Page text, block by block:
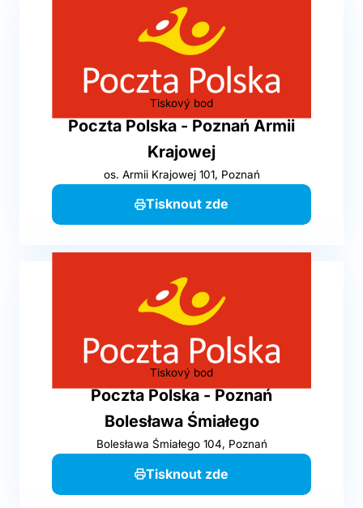
Tiskový bod
Poczta Polska - Poznań Armii
Krajowej
os. Armii Krajowej 101, Poznań
Tisknout zde
Tiskový bod
Poczta Polska - Poznań
Bolesława Śmiałego
Bolesława Śmiałego 104, Poznań
Tisknout zde